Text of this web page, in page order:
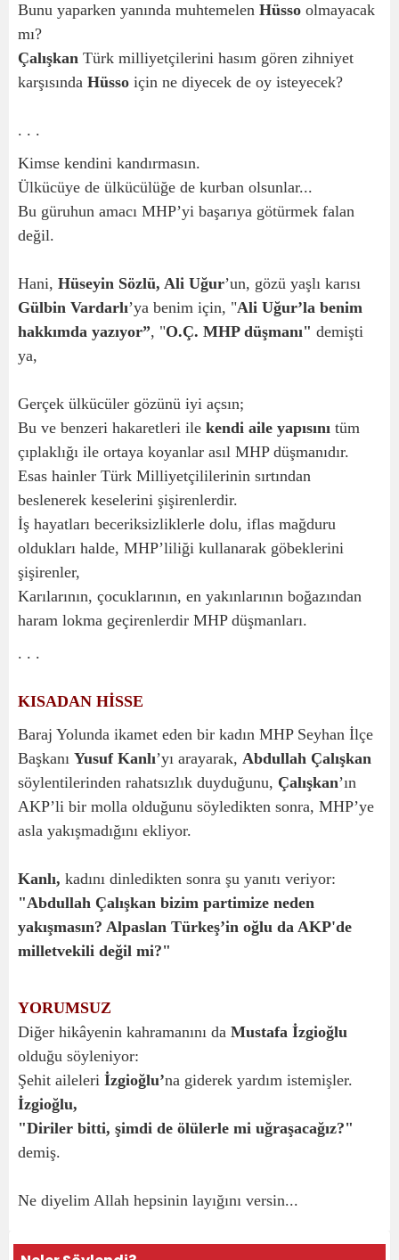
Bunu yaparken yanında muhtemelen Hüsso olmayacak
mı?
Çalışkan Türk milliyetçilerini hasım gören zihniyet
karşısında Hüsso için ne diyecek de oy isteyecek?
. . .
Kimse kendini kandırmasın.
Ülkücüye de ülkücülüğe de kurban olsunlar...
Bu güruhun amacı MHP’yi başarıya götürmek falan
değil.
Hani, Hüseyin Sözlü, Ali Uğur’un, gözü yaşlı karısı
Gülbin Vardarlı’ya benim için, "Ali Uğur’la benim
hakkımda yazıyor”, "O.Ç. MHP düşmanı" demişti
ya,
Gerçek ülkücüler gözünü iyi açsın;
Bu ve benzeri hakaretleri ile kendi aile yapısını tüm
çıplaklığı ile ortaya koyanlar asıl MHP düşmanıdır.
Esas hainler Türk Milliyetçililerinin sırtından
beslenerek keselerini şişirenlerdir.
İş hayatları beceriksizliklerle dolu, iflas mağduru
oldukları halde, MHP’liliği kullanarak göbeklerini
şişirenler,
Karılarının, çocuklarının, en yakınlarının boğazından
haram lokma geçirenlerdir MHP düşmanları.
. . .
KISADAN HİSSE
Baraj Yolunda ikamet eden bir kadın MHP Seyhan İlçe
Başkanı Yusuf Kanlı’yı arayarak, Abdullah Çalışkan
söylentilerinden rahatsızlık duyduğunu, Çalışkan’ın
AKP’li bir molla olduğunu söyledikten sonra, MHP’ye
asla yakışmadığını ekliyor.
Kanlı, kadını dinledikten sonra şu yanıtı veriyor:
"Abdullah Çalışkan bizim partimize neden
yakışmasın? Alpaslan Türkeş’in oğlu da AKP'de
milletvekili değil mi?"
YORUMSUZ
Diğer hikâyenin kahramanını da Mustafa İzgioğlu
olduğu söyleniyor:
Şehit aileleri İzgioğlu’na giderek yardım istemişler.
İzgioğlu,
"Diriler bitti, şimdi de ölülerle mi uğraşacağız?"
demiş.
Ne diyelim Allah hepsinin layığını versin...